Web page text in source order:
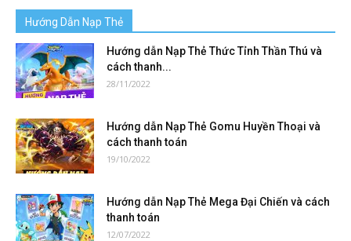
Hướng Dẫn Nạp Thẻ
Hướng dẫn Nạp Thẻ Thức Tỉnh Thần Thú và
cách thanh...
28/11/2022
Hướng dẫn Nạp Thẻ Gomu Huyền Thoại và
cách thanh toán
19/10/2022
Hướng dẫn Nạp Thẻ Mega Đại Chiến và cách
thanh toán
12/07/2022